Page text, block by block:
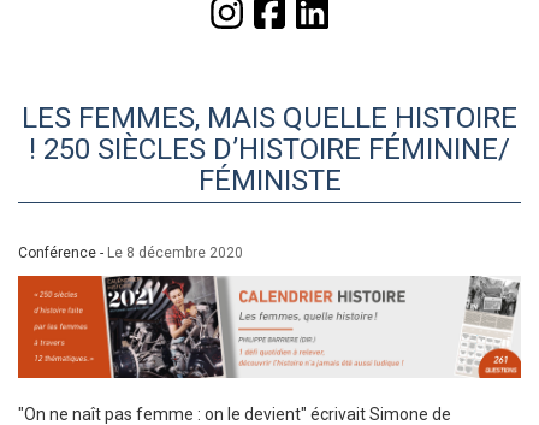
LES FEMMES, MAIS QUELLE HISTOIRE
! 250 SIÈCLES D’HISTOIRE FÉMININE/
FÉMINISTE
Conférence - Le 8 décembre 2020
"On ne naît pas femme : on le devient" écrivait Simone de